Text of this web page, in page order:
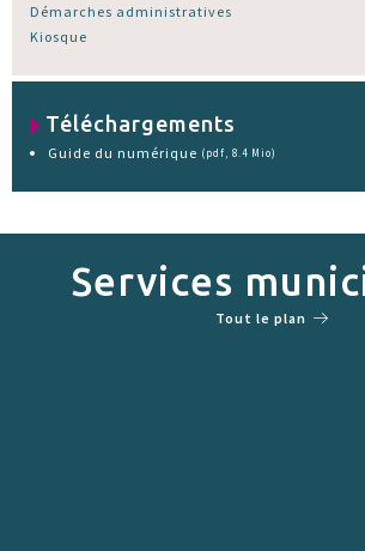
Démarches administratives
Kiosque
Téléchargements
Guide du numérique (pdf, 8.4 Mio)
Services
Tout le plan